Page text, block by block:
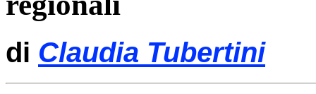
di Claudia Tubertini